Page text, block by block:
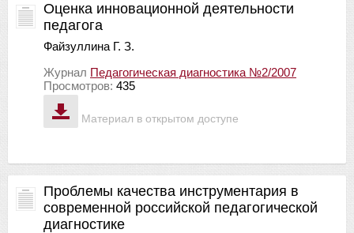
Материал в открытом доступе
Оценка инновационной деятельности
педагога
Файзуллина Г. З.
Журнал Педагогическая диагностика №2/2007
Просмотров: 435
Проблемы качества инструментария в
современной российской педагогической
диагностике